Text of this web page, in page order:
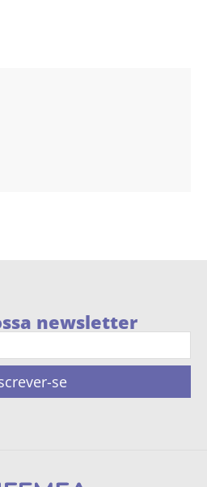
newsletter
se